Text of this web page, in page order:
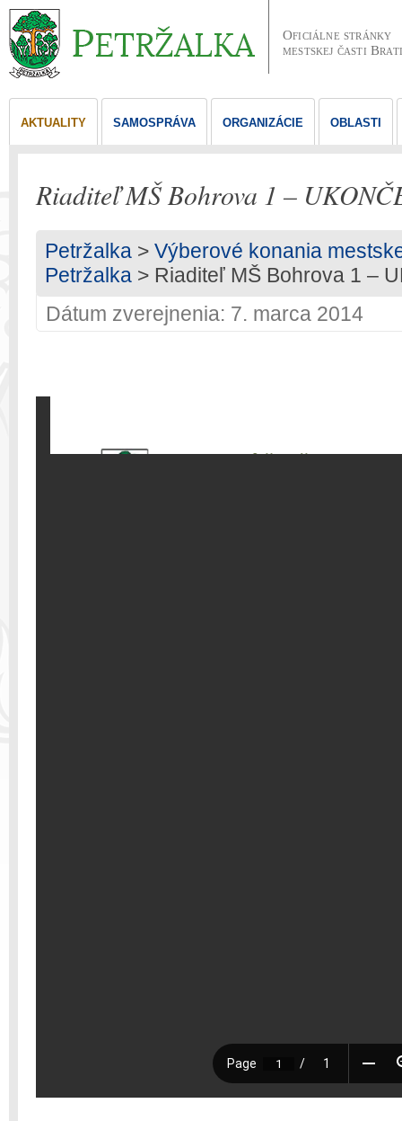
Oficiálne stránky
mestskej časti
AKTUALITY SAMOSPRÁVA ORGANIZÁCIE OBLASTI
Riaditeľ MŠ Bohrova 1 –
Petržalka > Výberové konania
Petržalka > Riaditeľ MŠ Bohrova 1 –
Dátum zverejnenia: 7. marca 2014